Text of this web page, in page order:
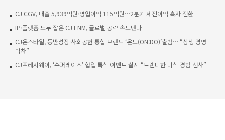
CJ CGV, 매출 5,939억원·영업이익 115억원…2분기 세전이익 흑자 전환
IP·플랫폼 모두 잡은 CJ ENM, 글로벌 공략 속도낸다
CJ온스타일, 동반성장·사회공헌 통합 브랜드 ‘온도(ON:DO)’출범… “상생 경영
박차”
CJ프레시웨이, ‘슈퍼레이스’ 협업 특식 이벤트 실시 “트렌디한 미식 경험 선사”